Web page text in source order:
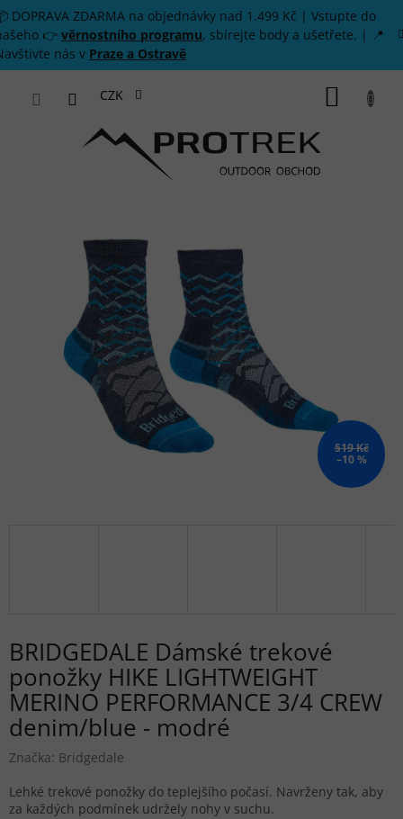
Přejít na obsah
DOPRAVA ZDARMA na objednávky nad 1.499 Kč | Vstupte do
👉 věrnostního programu, sbírejte body a ušetřete. | 📍
nás v Praze a Ostravě
CZK
519 Kč
–10 %
BRIDGEDALE Dámské trekové
ponožky HIKE LIGHTWEIGHT
MERINO PERFORMANCE 3/4 CREW
denim/blue - modré
Značka: Bridgedale
Lehké trekové ponožky do teplejšího počasí. Navrženy tak, aby
za každých podmínek udržely nohy v suchu.